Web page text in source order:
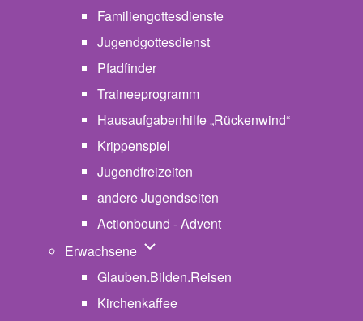
Familiengottesdienste
Jugendgottesdienst
Pfadfinder
Traineeprogramm
Hausaufgabenhilfe „Rückenwind“
Krippenspiel
Jugendfreizeiten
andere Jugendseiten
Actionbound - Advent
Erwachsene Unternavigation von Erwachsene
Glauben.Bilden.Reisen
Kirchenkaffee